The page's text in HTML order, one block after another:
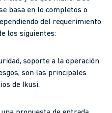
basa en lo completos o
del requerimiento
los siguientes:
soporte a la operación
son las principales
de Ikusi.